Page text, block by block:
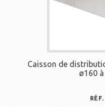
Caisson de
ø160